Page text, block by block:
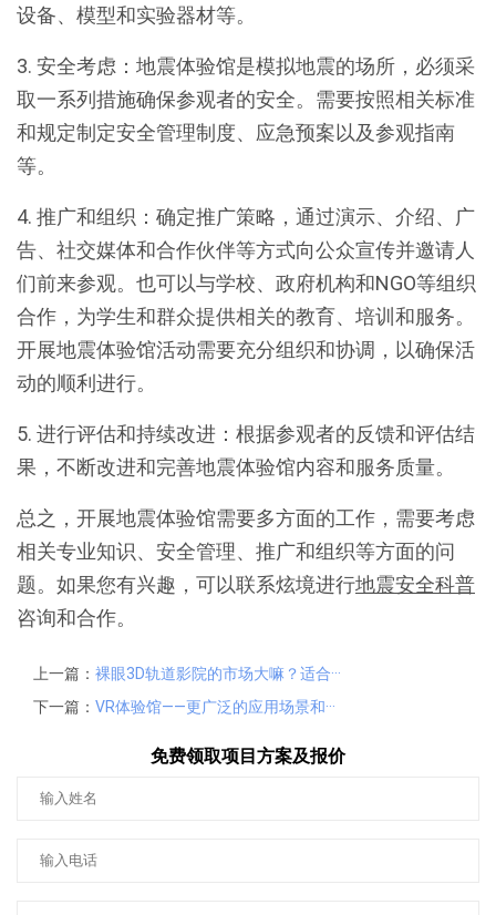
设备、模型和实验器材等。
3. 安全考虑：地震体验馆是模拟地震的场所，必须采
取一系列措施确保参观者的安全。需要按照相关标准
和规定制定安全管理制度、应急预案以及参观指南
等。
4. 推广和组织：确定推广策略，通过演示、介绍、广
告、社交媒体和合作伙伴等方式向公众宣传并邀请人
们前来参观。也可以与学校、政府机构和NGO等组织
合作，为学生和群众提供相关的教育、培训和服务。
开展地震体验馆活动需要充分组织和协调，以确保活
动的顺利进行。
5. 进行评估和持续改进：根据参观者的反馈和评估结
果，不断改进和完善地震体验馆内容和服务质量。
总之，开展地震体验馆需要多方面的工作，需要考虑
相关专业知识、安全管理、推广和组织等方面的问
题。如果您有兴趣，可以联系炫境进行地震安全科普
咨询和合作。
上一篇： 裸眼3D轨道影院的市场大嘛？适合···
下一篇： VR体验馆——更广泛的应用场景和···
免费领取项目方案及报价